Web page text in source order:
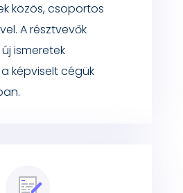
közös, csoportos
A résztvevők
ismeretek
képviselt cégük